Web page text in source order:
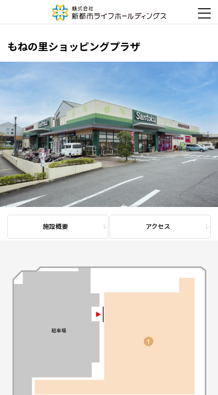
もねの里ショッピングプラザ
施設概要 アクセス